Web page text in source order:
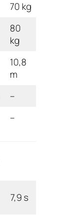
70 kg
80
kg
10,8
m
–
–
7,9 s